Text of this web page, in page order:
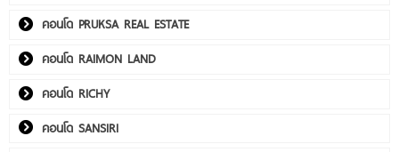
คอนโด PRUKSA REAL ESTATE
คอนโด RAIMON LAND
คอนโด RICHY
คอนโด SANSIRI